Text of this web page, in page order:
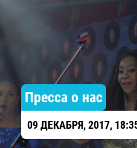
Пресса о нас
09 ДЕКАБРЯ, 2017,